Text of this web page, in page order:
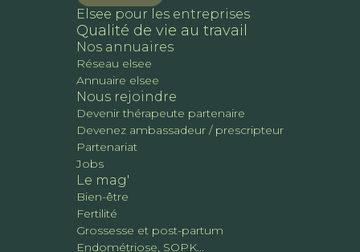
Elsee pour les entreprises
Qualité de vie au travail
Nos annuaires
Réseau elsee
Annuaire elsee
Nous rejoindre
Devenir thérapeute partenaire
Devenez ambassadeur / prescripteur
Partenariat
Jobs
Le mag'
Bien-être
Fertilité
Grossesse et post-partum
Endométriose, SOPK...